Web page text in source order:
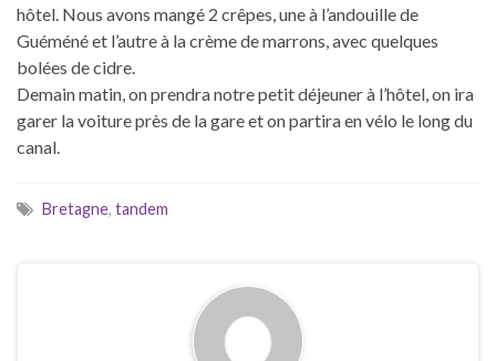
hôtel. Nous avons mangé 2 crêpes, une à l’andouille de
Guéméné et l’autre à la crème de marrons, avec quelques
bolées de cidre.
Demain matin, on prendra notre petit déjeuner à l’hôtel, on ira
garer la voiture près de la gare et on partira en vélo le long du
canal.
Bretagne, tandem